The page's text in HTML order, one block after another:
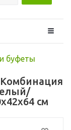
буфеты
Комбинация
см